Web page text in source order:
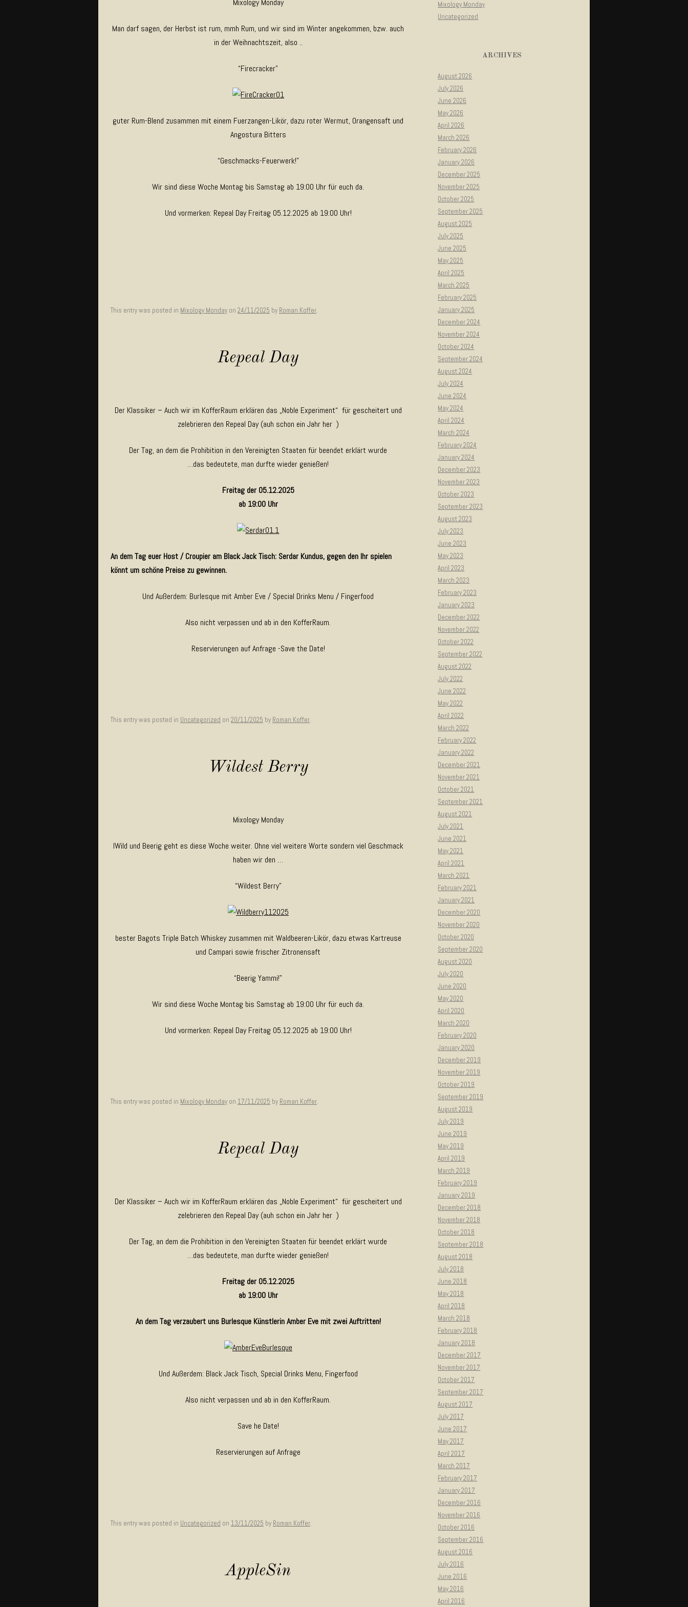
Mixology Monday
Man darf sagen, der Herbst ist rum, mmh Rum, und wir sind im Winter angekommen, bzw. auch
in der Weihnachtszeit, also ..
“Firecracker”
guter Rum-Blend zusammen mit einem Fuerzangen-Likör, dazu roter Wermut, Orangensaft und
Angostura Bitters
“Geschmacks-Feuerwerk!”
Wir sind diese Woche Montag bis Samstag ab 19:00 Uhr für euch da.
Und vormerken: Repeal Day Freitag 05.12.2025 ab 19:00 Uhr!
This entry was posted in Mixology Monday on 24/11/2025 by Roman Koffer.
Repeal Day
Der Klassiker – Auch wir im KofferRaum erklären das „Noble Experiment“ für gescheitert und
zelebrieren den Repeal Day (auh schon ein Jahr her )
Der Tag, an dem die Prohibition in den Vereinigten Staaten für beendet erklärt wurde
…das bedeutete, man durfte wieder genießen!
Freitag der 05.12.2025
ab 19:00 Uhr
An dem Tag euer Host / Croupier am Black Jack Tisch: Serdar Kundus, gegen den Ihr spielen
könnt um schöne Preise zu gewinnen.
Und Außerdem: Burlesque mit Amber Eve / Special Drinks Menu / Fingerfood
Also nicht verpassen und ab in den KofferRaum.
Reservierungen auf Anfrage -Save the Date!
This entry was posted in Uncategorized on 20/11/2025 by Roman Koffer.
Wildest Berry
Mixology Monday
IWild und Beerig geht es diese Woche weiter. Ohne viel weitere Worte sondern viel Geschmack
haben wir den …
“Wildest Berry”
bester Bagots Triple Batch Whiskey zusammen mit Waldbeeren-Likör, dazu etwas Kartreuse
und Campari sowie frischer Zitronensaft
“Beerig Yammi!”
Wir sind diese Woche Montag bis Samstag ab 19:00 Uhr für euch da.
Und vormerken: Repeal Day Freitag 05.12.2025 ab 19:00 Uhr!
This entry was posted in Mixology Monday on 17/11/2025 by Roman Koffer.
Repeal Day
Der Klassiker – Auch wir im KofferRaum erklären das „Noble Experiment“ für gescheitert und
zelebrieren den Repeal Day (auh schon ein Jahr her )
Der Tag, an dem die Prohibition in den Vereinigten Staaten für beendet erklärt wurde
…das bedeutete, man durfte wieder genießen!
Freitag der 05.12.2025
ab 19:00 Uhr
An dem Tag verzaubert uns Burlesque Künstlerin Amber Eve mit zwei Auftritten!
Und Außerdem: Black Jack Tisch, Special Drinks Menu, Fingerfood
Also nicht verpassen und ab in den KofferRaum.
Save he Date!
Reservierungen auf Anfrage
This entry was posted in Uncategorized on 13/11/2025 by Roman Koffer.
AppleSin
Mixology Monday
Uncategorized
ARCHIVES
August 2026
July 2026
June 2026
May 2026
April 2026
March 2026
February 2026
January 2026
December 2025
November 2025
October 2025
September 2025
August 2025
July 2025
June 2025
May 2025
April 2025
March 2025
February 2025
January 2025
December 2024
November 2024
October 2024
September 2024
August 2024
July 2024
June 2024
May 2024
April 2024
March 2024
February 2024
January 2024
December 2023
November 2023
October 2023
September 2023
August 2023
July 2023
June 2023
May 2023
April 2023
March 2023
February 2023
January 2023
December 2022
November 2022
October 2022
September 2022
August 2022
July 2022
June 2022
May 2022
April 2022
March 2022
February 2022
January 2022
December 2021
November 2021
October 2021
September 2021
August 2021
July 2021
June 2021
May 2021
April 2021
March 2021
February 2021
January 2021
December 2020
November 2020
October 2020
September 2020
August 2020
July 2020
June 2020
May 2020
April 2020
March 2020
February 2020
January 2020
December 2019
November 2019
October 2019
September 2019
August 2019
July 2019
June 2019
May 2019
April 2019
March 2019
February 2019
January 2019
December 2018
November 2018
October 2018
September 2018
August 2018
July 2018
June 2018
May 2018
April 2018
March 2018
February 2018
January 2018
December 2017
November 2017
October 2017
September 2017
August 2017
July 2017
June 2017
May 2017
April 2017
March 2017
February 2017
January 2017
December 2016
November 2016
October 2016
September 2016
August 2016
July 2016
June 2016
May 2016
April 2016